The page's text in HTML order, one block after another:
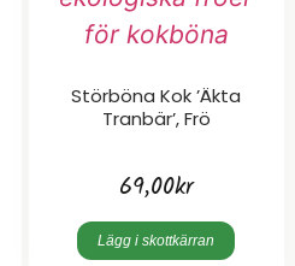
Störböna Kok ’Äkta
Tranbär’, Frö
69,00kr
Lägg i skottkärran